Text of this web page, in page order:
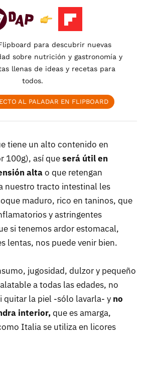
para descubrir nuevas
sobre nutrición y gastronomía y
llenas de ideas y recetas para
todos.
AL PALADAR EN FLIPBOARD
tiene un alto contenido en
100g), así queserá útil en
altao que retengan
nuestro tracto intestinal les
maduro, rico en taninos, que
y astringentes
si tenemos ardor estomacal,
lentas, nos puede venir bien.
jugosidad, dulzor y pequeño
a todas las edades, no
quitar la piel -sólo lavarla- y no
interior,que es amarga,
Italia se utiliza en licores